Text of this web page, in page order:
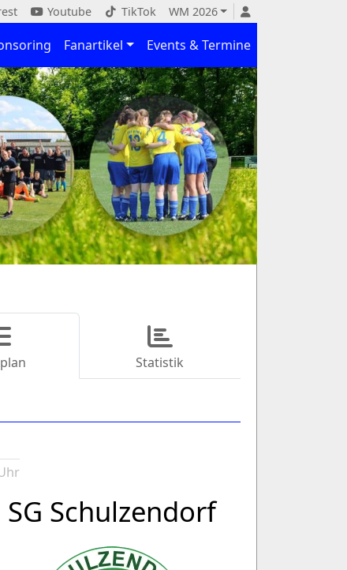
Youtube TikTok WM 2026
Fanartikel Events & Termine
Statistik
SG Schulzendorf